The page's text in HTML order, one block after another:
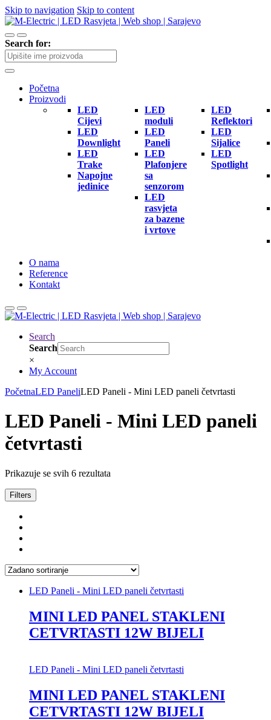
Skip to navigation Skip to content
Search for:
Početna
Proizvodi
LED
Cijevi
LED
Downlight
LED
Trake
Napojne
jedinice
LED
moduli
LED
Paneli
LED
Plafonjere
sa
senzorom
LED
rasvjeta
za bazene
i vrtove
LED
Reflektori
LED
Sijalice
LED
Spotlight
O nama
Reference
Kontakt
Search
Search
×
My Account
PočetnaLED PaneliLED Paneli - Mini LED paneli četvrtasti
LED Paneli - Mini LED paneli
četvrtasti
Prikazuje se svih 6 rezultata
Filters
LED Paneli - Mini LED paneli četvrtasti
MINI LED PANEL STAKLENI
CETVRTASTI 12W BIJELI
LED Paneli - Mini LED paneli četvrtasti
MINI LED PANEL STAKLENI
CETVRTASTI 12W BIJELI